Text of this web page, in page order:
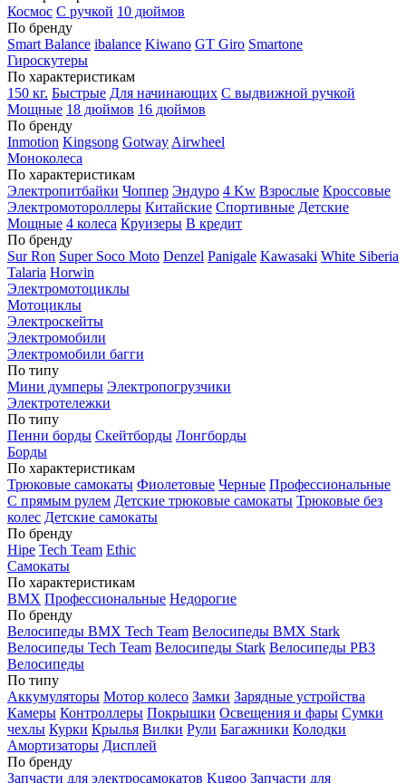
Космос С ручкой 10 дюймов
По бренду
Smart Balance ibalance Kiwano GT Giro Smartone
Гироскутеры
По характеристикам
150 кг. Быстрые Для начинающих С выдвижной ручкой
Мощные 18 дюймов 16 дюймов
По бренду
Inmotion Kingsong Gotway Airwheel
Моноколеса
По характеристикам
Электропитбайки Чоппер Эндуро 4 Kw Взрослые Кроссовые
Электромотороллеры Китайские Спортивные Детские
Мощные 4 колеса Круизеры В кредит
По бренду
Sur Ron Super Soco Moto Denzel Panigale Kawasaki White Siberia
Talaria Horwin
Электромотоциклы
Мотоциклы
Электроскейты
Электромобили
Электромобили багги
По типу
Мини думперы Электропогрузчики
Электротележки
По типу
Пенни борды Скейтборды Лонгборды
Борды
По характеристикам
Трюковые самокаты Фиолетовые Черные Профессиональные
С прямым рулем Детские трюковые самокаты Трюковые без
колес Детские самокаты
По бренду
Hipe Tech Team Ethic
Самокаты
По характеристикам
BMX Профессиональные Недорогие
По бренду
Велосипеды BMX Tech Team Велосипеды BMX Stark
Велосипеды Tech Team Велосипеды Stark Велосипеды РВЗ
Велосипеды
По типу
Аккумуляторы Мотор колесо Замки Зарядные устройства
Камеры Контроллеры Покрышки Освещения и фары Сумки
чехлы Курки Крылья Вилки Рули Багажники Колодки
Амортизаторы Дисплей
По бренду
Запчасти для электросамокатов Kugoo Запчасти для